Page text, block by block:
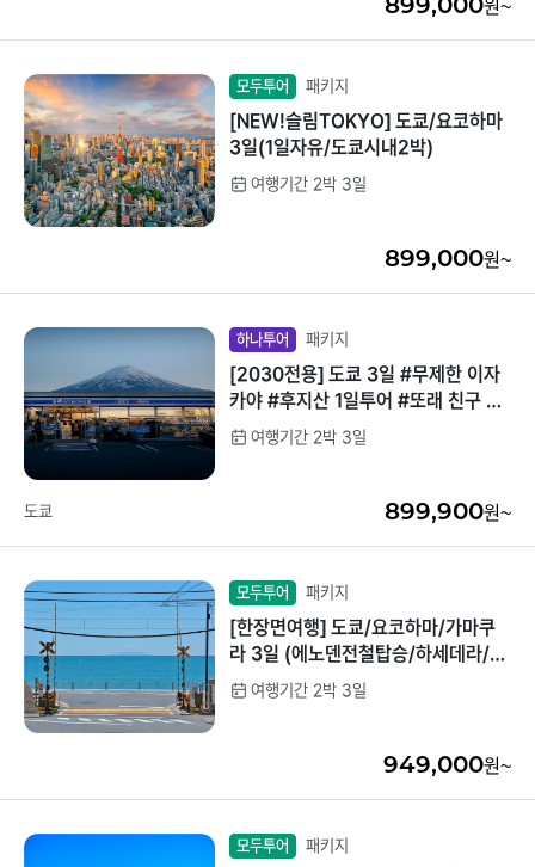
원~
모두투어 패키지
[NEW!슬림TOKYO] 도쿄/요코하마
3일(1일자유/도쿄시내2박)
여행기간 2박 3일
899,000원~
하나투어 패키지
[2030전용] 도쿄 3일 #무제한 이자
카야 #후지산 1일투어 #또래 친구 만
들기 #자유여행 #여행러버 모여라
여행기간 2박 3일
도쿄 899,900원~
모두투어 패키지
[한장면여행] 도쿄/요코하마/가마쿠
라 3일 (에노덴전철탑승/하세데라/라
멘박물관)
여행기간 2박 3일
949,000원~
모두투어 패키지